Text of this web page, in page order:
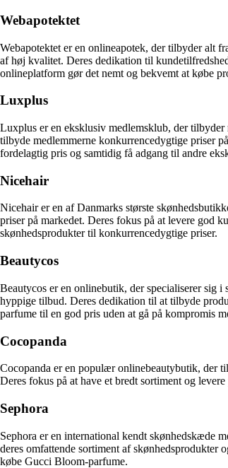
Webapotektet
Webapotektet er en onlineapotek, der tilbyder alt
af høj kvalitet. Deres dedikation til
onlineplatform gør det nemt og bekvemt at købe
Luxplus
Luxplus er en eksklusiv medlemsklub, der
tilbyde medlemmerne konkurrencedygtige priser
fordelagtig pris og samtidig få adgang til andre
Nicehair
Nicehair er en af Danmarks største
priser på markedet. Deres fokus på at levere god
skønhedsprodukter til konkurrencedygtige priser.
Beautycos
Beautycos er en onlinebutik, der specialiserer sig
hyppige tilbud. Deres dedikation til at tilbyde
parfume til en god pris uden at gå på kompromis
Cocopanda
Cocopanda er en populær onlinebeautybutik, der
Deres fokus på at have et bredt sortiment og
Sephora
Sephora er en international kendt skønhedskæde
deres omfattende sortiment af
købe Gucci Bloom-parfume.